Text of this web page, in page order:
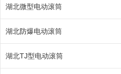
湖北微型电动滚筒
湖北防爆电动滚筒
湖北TJ型电动滚筒